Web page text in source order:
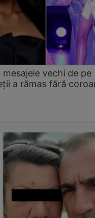
vechi de pe
a rămas fără